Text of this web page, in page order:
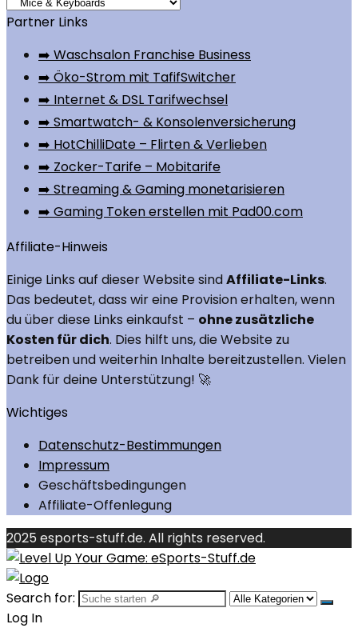
Partner Links
➡️ Waschsalon Franchise Business
➡️ Öko-Strom mit TafifSwitcher
➡️ Internet & DSL Tarifwechsel
➡️ Smartwatch- & Konsolenversicherung
➡️ HotChilliDate – Flirten & Verlieben
➡️ Zocker-Tarife – Mobitarife
➡️ Streaming & Gaming monetarisieren
➡️ Gaming Token erstellen mit Pad00.com
Affiliate-Hinweis
Einige Links auf dieser Website sindAffiliate-Links.
Das bedeutet, dass wir eine Provision erhalten, wenn
du über diese Links einkaufst – ohne zusätzliche
Kosten für dich. Dies hilft uns, die Website zu
betreiben und weiterhin Inhalte bereitzustellen. Vielen
Dank für deine Unterstützung! 🚀
Wichtiges
Datenschutz-Bestimmungen
Impressum
Geschäftsbedingungen
Affiliate-Offenlegung
2025 esports-stuff.de. All rights reserved.
Search for:
Log In